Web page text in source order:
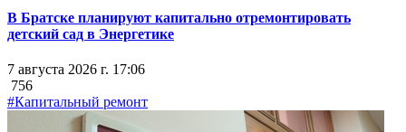
В Братске планируют капитально отремонтировать
детский сад в Энергетике
7 августа 2026 г. 17:06
756
#Капитальный ремонт